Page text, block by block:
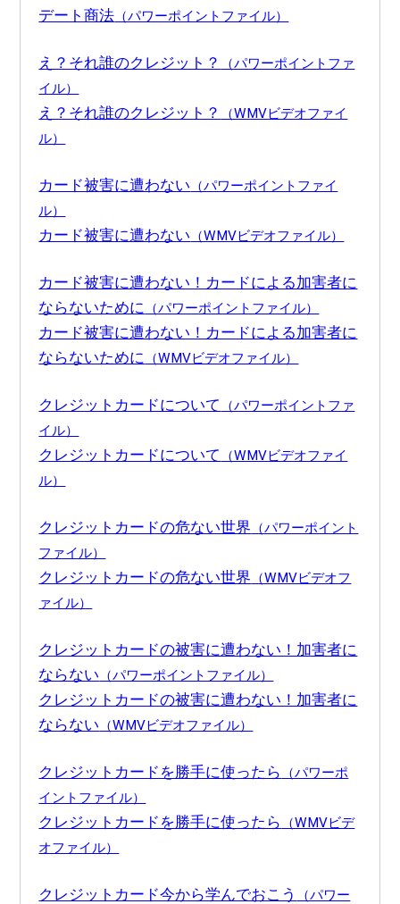
デート商法 （パワーポイントファイル）
え？それ誰のクレジット？
（パワーポイントファ
イル）
え？それ誰のクレジット？
（WMVビデオファイ
ル）
カード被害に遭わない （パワーポイントファイ
ル）
カード被害に遭わない （WMVビデオファイル）
カード被害に遭わない！カードによる加害者に
ならないために （パワーポイントファイル）
カード被害に遭わない！カードによる加害者に
ならないために （WMVビデオファイル）
クレジットカードについて
（パワーポイントファ
イル）
クレジットカードについて
（WMVビデオファイ
ル）
クレジットカードの危ない世界 （パワーポイント
ファイル）
クレジットカードの危ない世界 （WMVビデオフ
ァイル）
クレジットカードの被害に遭わない！加害者に
ならない （パワーポイントファイル）
クレジットカードの被害に遭わない！加害者に
ならない （WMVビデオファイル）
クレジットカードを勝手に使ったら
（パワーポ
イントファイル）
クレジットカードを勝手に使ったら
（WMVビデ
オファイル）
クレジットカード今から学んでおこう
（パワー